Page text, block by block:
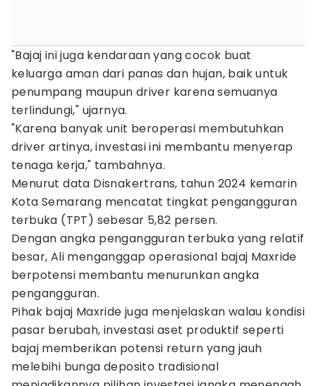
"Bajaj ini juga kendaraan yang cocok buat
keluarga aman dari panas dan hujan, baik untuk
penumpang maupun driver karena semuanya
terlindungi," ujarnya.
"Karena banyak unit beroperasi membutuhkan
driver artinya, investasi ini membantu menyerap
tenaga kerja," tambahnya.
Menurut data Disnakertrans, tahun 2024 kemarin
Kota Semarang mencatat tingkat pengangguran
terbuka (TPT) sebesar 5,82 persen.
Dengan angka pengangguran terbuka yang relatif
besar, Ali menganggap operasional bajaj Maxride
berpotensi membantu menurunkan angka
pengangguran.
Pihak bajaj Maxride juga menjelaskan walau kondisi
pasar berubah, investasi aset produktif seperti
bajaj memberikan potensi return yang jauh
melebihi bunga deposito tradisional